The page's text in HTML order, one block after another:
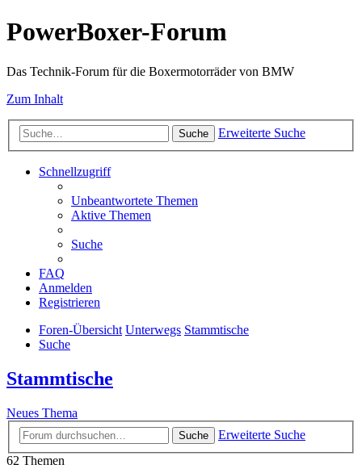
PowerBoxer-Forum
Das Technik-Forum für die Boxermotorräder von BMW
Zum Inhalt
Suche Erweiterte Suche
Schnellzugriff
Unbeantwortete Themen
Aktive Themen
Suche
FAQ
Anmelden
Registrieren
Foren-Übersicht Unterwegs Stammtische
Suche
Stammtische
Neues Thema
Suche
Erweiterte Suche
62 Themen